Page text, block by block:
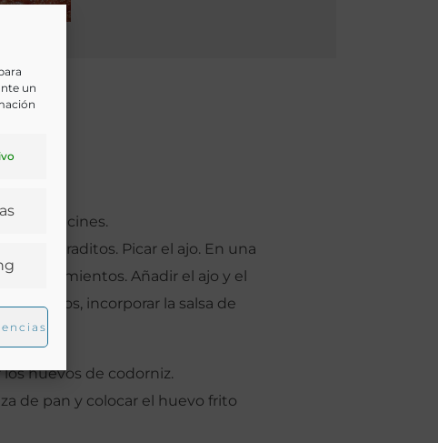
un
calabacines.
en cuadraditos. Picar el ajo. En una
los pimientos. Añadir el ajo y el
hechos, incorporar la salsa de
huevos de codorniz.
de pan y colocar el huevo frito